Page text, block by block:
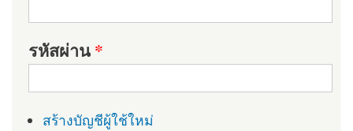
รหัสผ่าน*
สร้างบัญชีผู้ใช้ใหม่